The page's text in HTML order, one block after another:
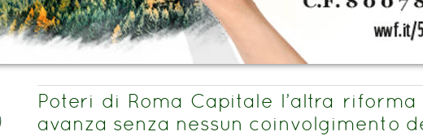
Poteri di Roma Capitale l’altra
avanza senza nessun coinvolgimento